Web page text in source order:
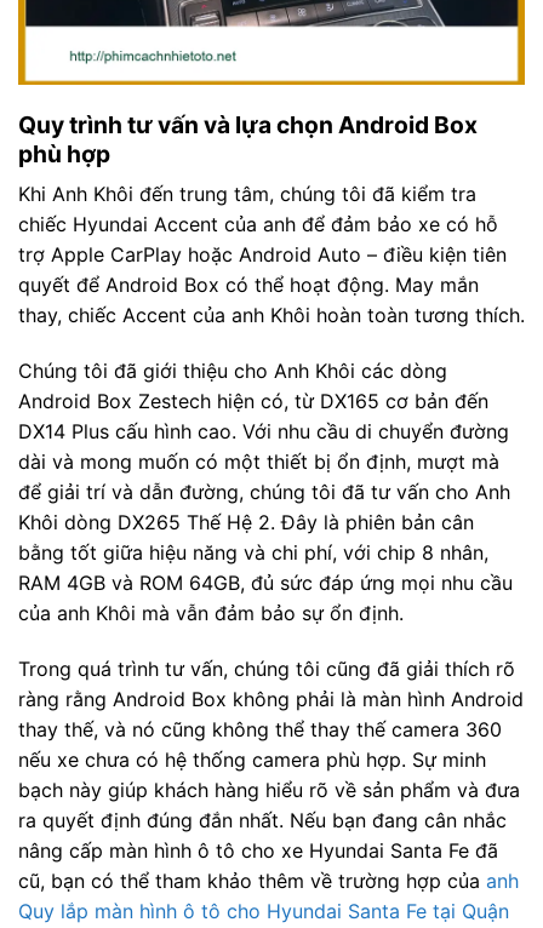
Quy trình tư vấn và lựa chọn Android Box
phù hợp
Khi Anh Khôi đến trung tâm, chúng tôi đã kiểm tra
chiếc Hyundai Accent của anh để đảm bảo xe có hỗ
trợ Apple CarPlay hoặc Android Auto – điều kiện tiên
quyết để Android Box có thể hoạt động. May mắn
thay, chiếc Accent của anh Khôi hoàn toàn tương thích.
Chúng tôi đã giới thiệu cho Anh Khôi các dòng
Android Box Zestech hiện có, từ DX165 cơ bản đến
DX14 Plus cấu hình cao. Với nhu cầu di chuyển đường
dài và mong muốn có một thiết bị ổn định, mượt mà
để giải trí và dẫn đường, chúng tôi đã tư vấn cho Anh
Khôi dòng DX265 Thế Hệ 2. Đây là phiên bản cân
bằng tốt giữa hiệu năng và chi phí, với chip 8 nhân,
RAM 4GB và ROM 64GB, đủ sức đáp ứng mọi nhu cầu
của anh Khôi mà vẫn đảm bảo sự ổn định.
Trong quá trình tư vấn, chúng tôi cũng đã giải thích rõ
ràng rằng Android Box không phải là màn hình Android
thay thế, và nó cũng không thể thay thế camera 360
nếu xe chưa có hệ thống camera phù hợp. Sự minh
bạch này giúp khách hàng hiểu rõ về sản phẩm và đưa
ra quyết định đúng đắn nhất. Nếu bạn đang cân nhắc
nâng cấp màn hình ô tô cho xe Hyundai Santa Fe đã
cũ, bạn có thể tham khảo thêm về trường hợp của anh
Quy lắp màn hình ô tô cho Hyundai Santa Fe tại Quận